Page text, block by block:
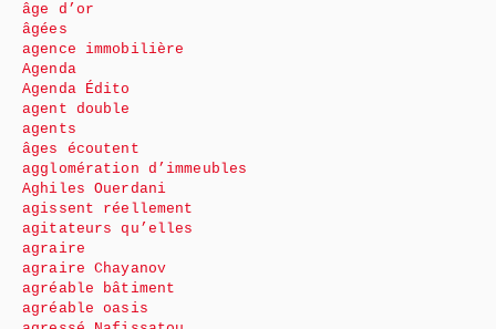
âge d’or
âgées
agence immobilière
Agenda
Agenda Édito
agent double
agents
âges écoutent
agglomération d’immeubles
Aghiles Ouerdani
agissent réellement
agitateurs qu’elles
agraire
agraire Chayanov
agréable bâtiment
agréable oasis